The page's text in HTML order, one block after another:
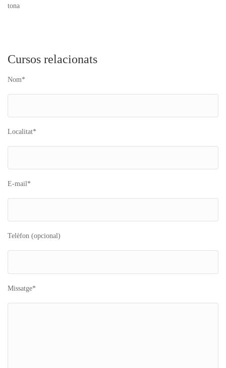
tona
Cursos relacionats
Nom*
Localitat*
E-mail*
Telèfon (opcional)
Missatge*